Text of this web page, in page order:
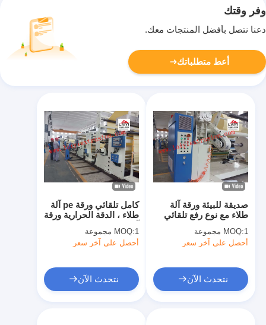
وفر وقتك
دعنا نتصل بأفضل المنتجات معك.
أعط متطلباتك
كامل تلقائي ورقة pe آلة
طلاء ، الدقة الحرارية ورقة
MOQ:1 مجموعة
أحصل على آخر سعر
نتحدث الآن
صديقة للبيئة ورقة آلة
طلاء مع نوع رفع تلقائي
MOQ:1 مجموعة
أحصل على آخر سعر
نتحدث الآن